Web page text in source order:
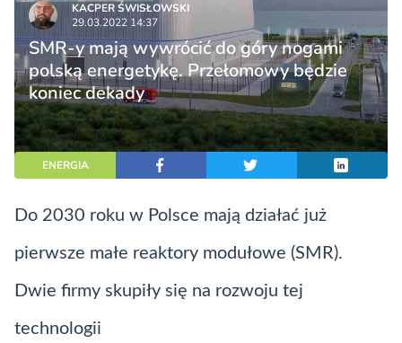
KACPER ŚWISŁO­WSKI
29.03.2022 14:37
SMR-y mają wywrócić do góry nogami
polską energetykę. Przełomowy będzie
koniec dekady
ENERGIA
Do 2030 roku w Polsce mają działać już
pierwsze małe reaktory modułowe (SMR).
Dwie firmy skupiły się na rozwoju tej
technologii